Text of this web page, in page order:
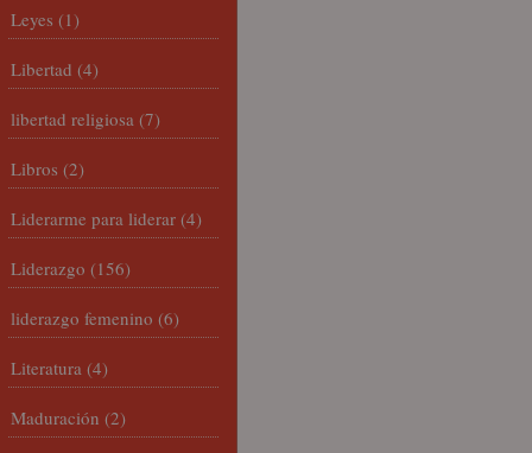
Leyes (1)
Libertad (4)
libertad religiosa (7)
Libros (2)
Liderarme para liderar (4)
Liderazgo (156)
liderazgo femenino (6)
Literatura (4)
Maduración (2)